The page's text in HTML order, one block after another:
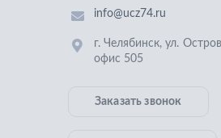
г. Челябинск
офис 505